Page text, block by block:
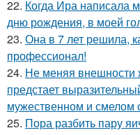
22. Когда Ира написала
дню рождения, в моей
23. Она в 7 лет решила,
профессионал!
24. Не меняя
предстает
мужественном и смелом
25. Пора разбить пару